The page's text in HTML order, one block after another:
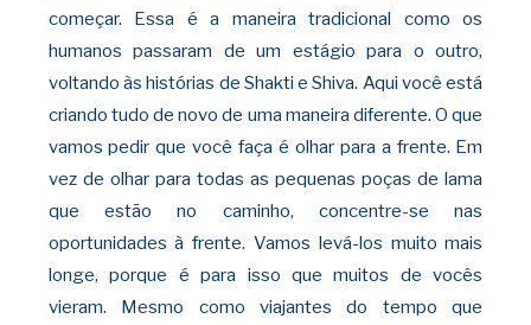
começar. Essa é a maneira tradicional como os
humanos passaram de um estágio para o outro,
voltando às histórias de Shakti e Shiva. Aqui você está
criando tudo de novo de uma maneira diferente. O que
vamos pedir que você faça é olhar para a frente. Em
vez de olhar para todas as pequenas poças de lama
que estão no caminho, concentre-se nas
oportunidades à frente. Vamos levá-los muito mais
longe, porque é para isso que muitos de vocês
vieram. Mesmo como viajantes do tempo que